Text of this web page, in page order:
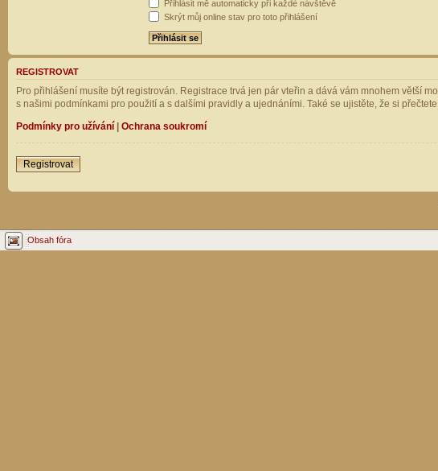
Přihlásit mě automaticky při každé návštěvě
Skrýt můj online stav pro toto přihlášení
REGISTROVAT
Pro přihlášení musíte být registrován. Registrace trvá jen pár vteřin a dává vám mnohem větší
s našimi podmínkami pro použití a s dalšími pravidly a ujednáními. Také se ujistěte, že si
Podmínky pro užívání | Ochrana soukromí
Registrovat
Obsah fóra